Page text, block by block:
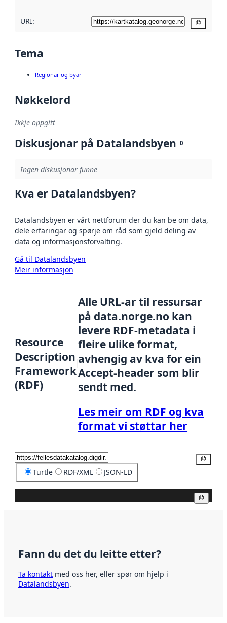
URI:
Tema
Regionar og byar
Nøkkelord
Ikkje oppgitt
Diskusjonar på Datalandsbyen 0
Ingen diskusjonar funne
Kva er Datalandsbyen?
Datalandsbyen er vårt nettforum der du kan be om data,
dele erfaringar og spørje om råd som gjeld deling av
data og informasjonsforvalting.
Gå til Datalandsbyen
Meir informasjon
Resource
Description
Framework
(RDF)
Alle URL-ar til ressursar
på data.norge.no kan
levere RDF-metadata i
fleire ulike format,
avhengig av kva for ein
Accept-header som blir
sendt med.
Les meir om RDF og kva
format vi støttar her
Turtle RDF/XML JSON-LD
Fann du det du leitte etter?
Ta kontakt med oss her, eller spør om hjelp i
Datalandsbyen.